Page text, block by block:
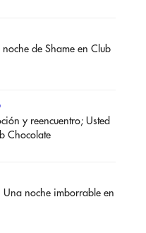
de Shame en Club
y reencuentro; Usted
Chocolate
Una noche imborrable en